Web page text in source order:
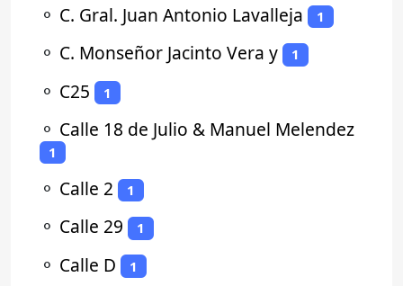
⚬ C. Gral. Juan Antonio Lavalleja 1
⚬ C. Monseñor Jacinto Vera y 1
⚬ C25 1
⚬ Calle 18 de Julio & Manuel Melendez
1
⚬ Calle 2 1
⚬ Calle 29 1
⚬ Calle D 1